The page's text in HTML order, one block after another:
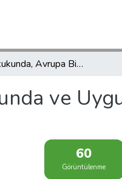
Türk Hukukunda, Avrupa Birliği Hukukunda ve Uygulamada Tüketici Kavramı
ve
60
Görüntülenme